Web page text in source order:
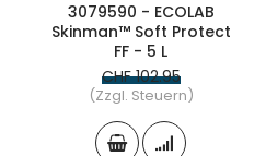
3079590 - ECOLAB
Skinman™ Soft Protect
FF - 5 L
CHF 102.95
(Zzgl. Steuern)